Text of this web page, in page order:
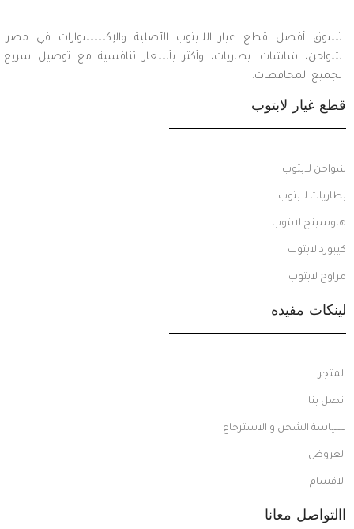
تسوق أفضل قطع غيار اللابتوب الأصلية والإكسسوارات في مصر.
شواحن، شاشات، بطاريات، وأكثر بأسعار تنافسية مع توصيل سريع
لجميع المحافظات.
قطع غيار لابتوب
شواحن لابتوب
بطاريات لابتوب
هاوسينج لابتوب
كيبورد لابتوب
مراوح لابتوب
لينكات مفيده
المتجر
اتصل بنا
سياسة الشحن و الاسترجاع
العروض
الاقسام
االتواصل معانا